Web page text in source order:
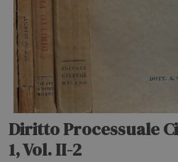
Diritto Processuale
1, Vol. II-2